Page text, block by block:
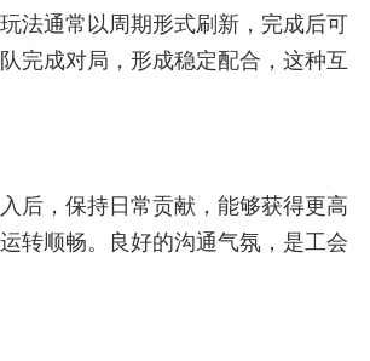
法通常以周期形式刷新，完成后可
完成对局，形成稳定配合，这种互
后，保持日常贡献，能够获得更高
转顺畅。良好的沟通气氛，是工会